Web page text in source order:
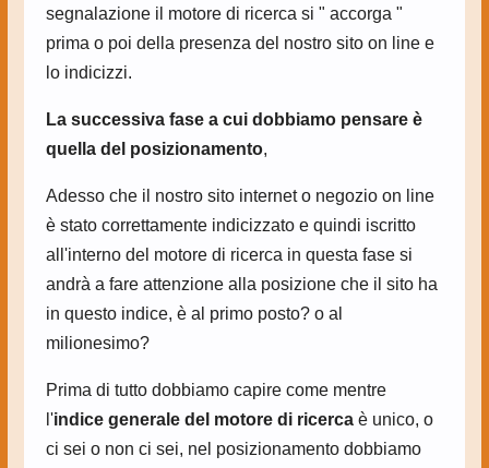
segnalazione il motore di ricerca si " accorga "
prima o poi della presenza del nostro sito on line e
lo indicizzi.
La successiva fase a cui dobbiamo pensare è
quella del posizionamento,
Adesso che il nostro sito internet o negozio on line
è stato correttamente indicizzato e quindi iscritto
all'interno del motore di ricerca in questa fase si
andrà a fare attenzione alla posizione che il sito ha
in questo indice, è al primo posto? o al
milionesimo?
Prima di tutto dobbiamo capire come mentre
l'indice generale del motore di ricercaè unico, o
ci sei o non ci sei, nel posizionamento dobbiamo